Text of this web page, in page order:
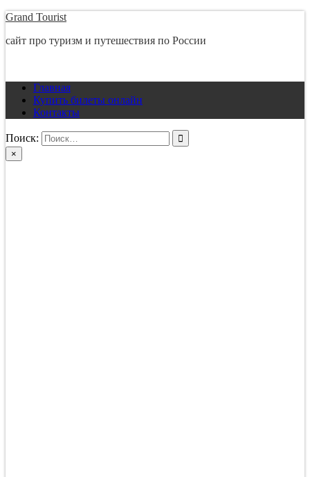
Перейти
содержимому
Grand Tourist
сайт про туризм и путешествия по России
Главная
Купить билеты онлайн
Контакты
Поиск:
×